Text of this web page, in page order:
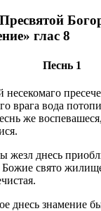
глас 8
Песнь 1
несекомаго
врага вода
же
жезл днесь
свято
днесь знамение